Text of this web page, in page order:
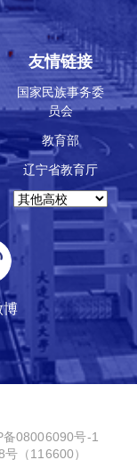
友情链接
国家民族事务委
员会
教育部
辽宁省教育厅
博
08006090号-1
（116600）